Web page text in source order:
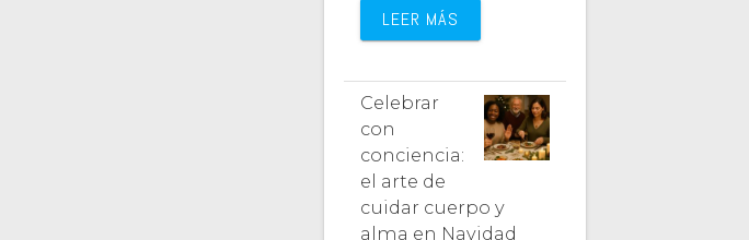
LEER MÁS
Celebrar
con
conciencia:
el arte de
cuidar cuerpo y
alma en Navidad